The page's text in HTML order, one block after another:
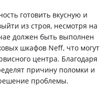
готовить вкусную и
из строя, несмотря на
должен быть выполнен
шкафов Neff, что могут
центра. Благодаря
причину поломки и
проблемы.